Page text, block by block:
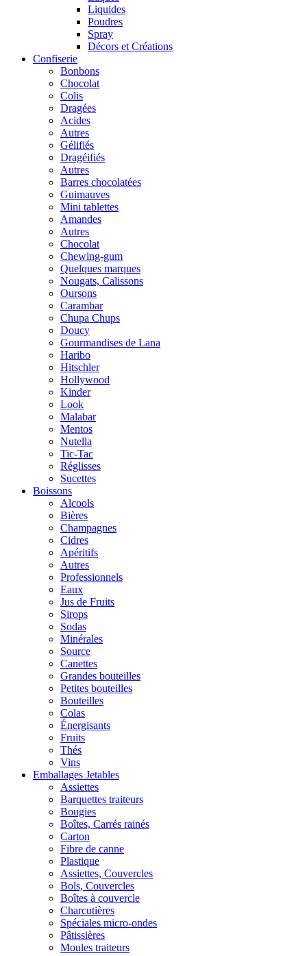
Liquides
Poudres
Spray
Décors et Créations
Confiserie
Bonbons
Chocolat
Colis
Dragées
Acides
Autres
Gélifiés
Dragéifiés
Autres
Barres chocolatées
Guimauves
Mini tablettes
Amandes
Autres
Chocolat
Chewing-gum
Quelques marques
Nougats, Calissons
Oursons
Carambar
Chupa Chups
Doucy
Gourmandises de Lana
Haribo
Hitschler
Hollywood
Kinder
Look
Malabar
Mentos
Nutella
Tic-Tac
Réglisses
Sucettes
Boissons
Alcools
Bières
Champagnes
Cidres
Apéritifs
Autres
Professionnels
Eaux
Jus de Fruits
Sirops
Sodas
Minérales
Source
Canettes
Grandes bouteilles
Petites bouteilles
Bouteilles
Colas
Énergisants
Fruits
Thés
Vins
Emballages Jetables
Assiettes
Barquettes traiteurs
Bougies
Boîtes, Carrés rainés
Carton
Fibre de canne
Plastique
Assiettes, Couvercles
Bols, Couvercles
Boîtes à couvercle
Charcutières
Spéciales micro-ondes
Pâtissières
Moules traiteurs